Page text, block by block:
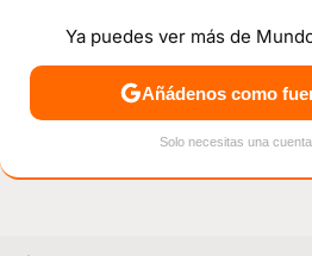
NOTICIAS MÓVILES
Ya puedes ver más de
Añádenos como
Solo necesitas una